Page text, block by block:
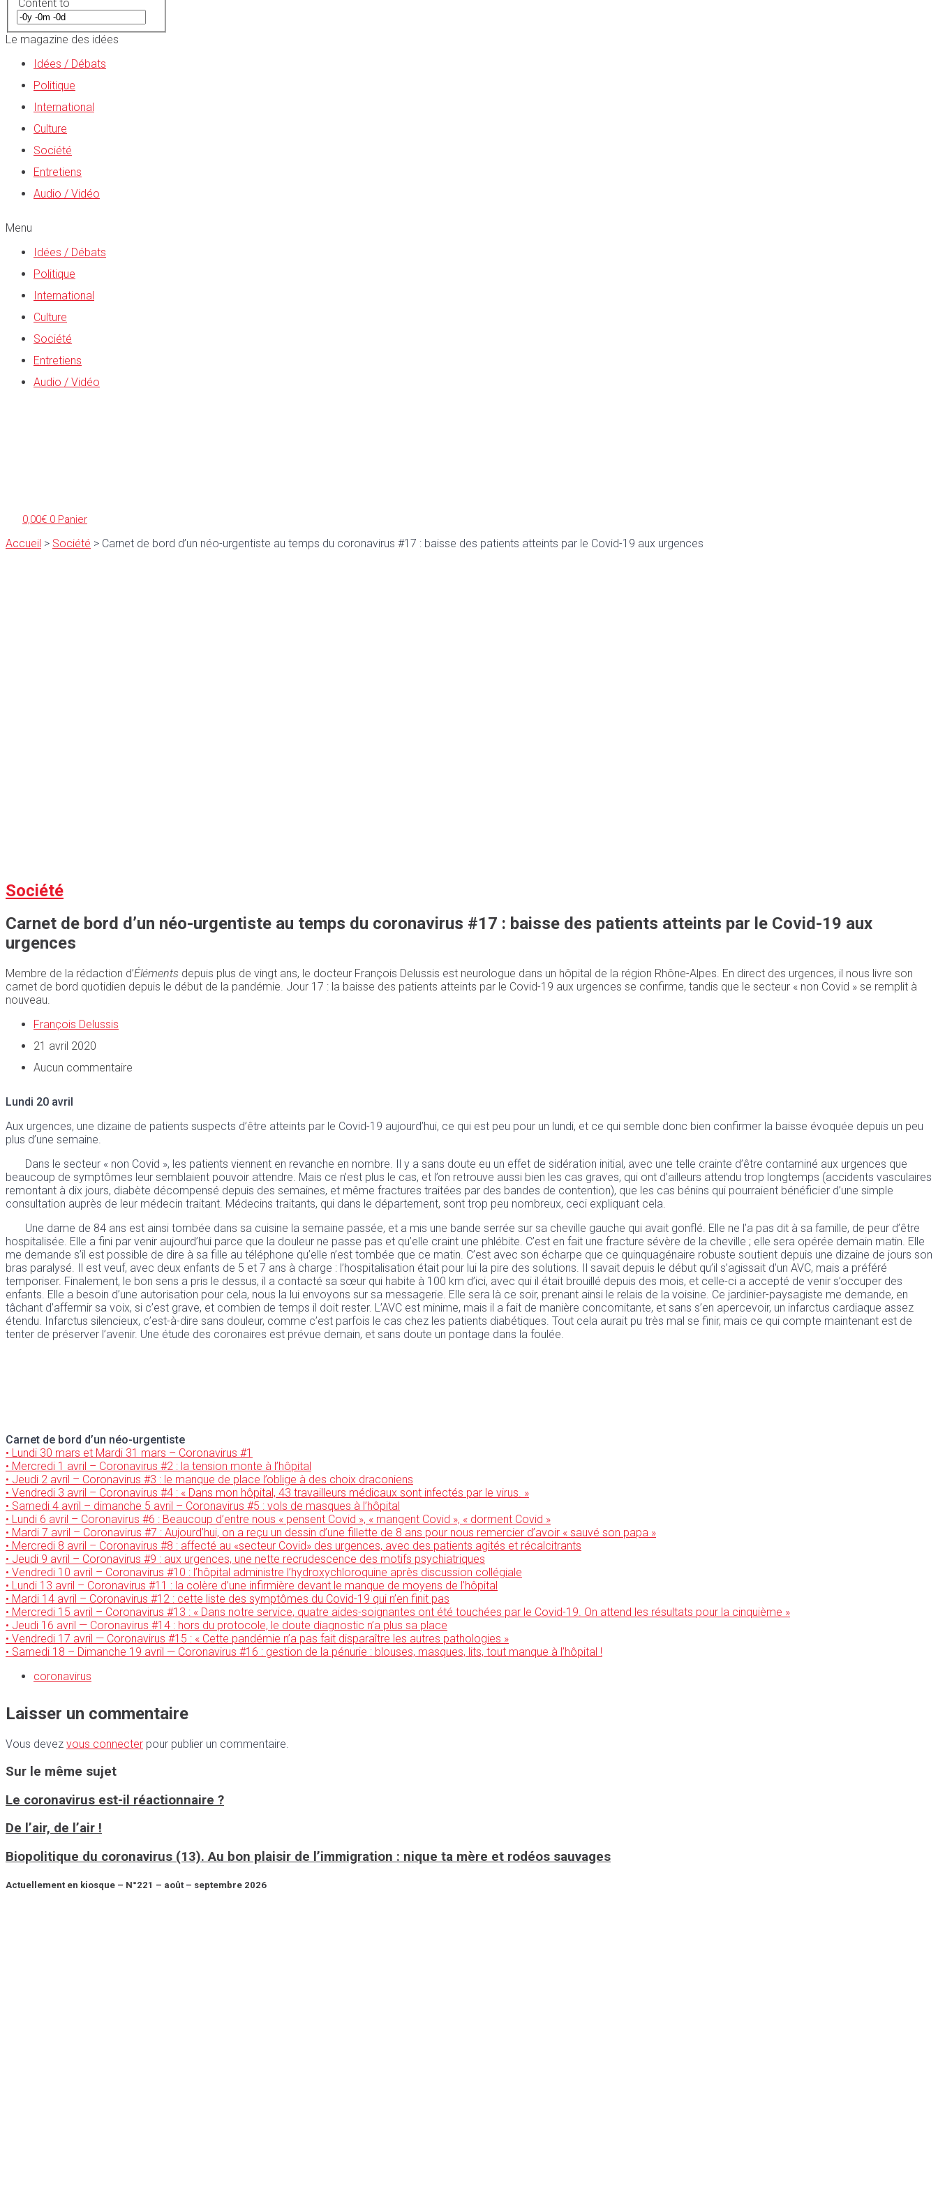
Content to
Le magazine des idées
Idées / Débats
Politique
International
Culture
Société
Entretiens
Audio / Vidéo
Menu
Idées / Débats
Politique
International
Culture
Société
Entretiens
Audio / Vidéo
0,00€ 0 Panier
Accueil > Société > Carnet de bord d’un néo-urgentiste au temps du coronavirus #17 : baisse des patients atteints par le Covid-19 aux urgences
Société
Carnet de bord d’un néo-urgentiste au temps du coronavirus #17 : baisse des patients atteints par le Covid-19 aux
urgences
Membre de la rédaction d’Éléments depuis plus de vingt ans, le docteur François Delussis est neurologue dans un hôpital de la région Rhône-Alpes. En direct des urgences, il nous livre son
carnet de bord quotidien depuis le début de la pandémie. Jour 17 : la baisse des patients atteints par le Covid-19 aux urgences se confirme, tandis que le secteur « non Covid » se remplit à
nouveau.
François Delussis
21 avril 2020
Aucun commentaire
Lundi 20 avril
Aux urgences, une dizaine de patients suspects d’être atteints par le Covid-19 aujourd’hui, ce qui est peu pour un lundi, et ce qui semble donc bien confirmer la baisse évoquée depuis un peu
plus d’une semaine.
Dans le secteur « non Covid », les patients viennent en revanche en nombre. Il y a sans doute eu un effet de sidération initial, avec une telle crainte d’être contaminé aux urgences que
beaucoup de symptômes leur semblaient pouvoir attendre. Mais ce n’est plus le cas, et l’on retrouve aussi bien les cas graves, qui ont d’ailleurs attendu trop longtemps (accidents vasculaires
remontant à dix jours, diabète décompensé depuis des semaines, et même fractures traitées par des bandes de contention), que les cas bénins qui pourraient bénéficier d’une simple
consultation auprès de leur médecin traitant. Médecins traitants, qui dans le département, sont trop peu nombreux, ceci expliquant cela.
Une dame de 84 ans est ainsi tombée dans sa cuisine la semaine passée, et a mis une bande serrée sur sa cheville gauche qui avait gonflé. Elle ne l’a pas dit à sa famille, de peur d’être
hospitalisée. Elle a fini par venir aujourd’hui parce que la douleur ne passe pas et qu’elle craint une phlébite. C’est en fait une fracture sévère de la cheville ; elle sera opérée demain matin. Elle
me demande s’il est possible de dire à sa fille au téléphone qu’elle n’est tombée que ce matin. C’est avec son écharpe que ce quinquagénaire robuste soutient depuis une dizaine de jours son
bras paralysé. Il est veuf, avec deux enfants de 5 et 7 ans à charge : l’hospitalisation était pour lui la pire des solutions. Il savait depuis le début qu’il s’agissait d’un AVC, mais a préféré
temporiser. Finalement, le bon sens a pris le dessus, il a contacté sa sœur qui habite à 100 km d’ici, avec qui il était brouillé depuis des mois, et celle-ci a accepté de venir s’occuper des
enfants. Elle a besoin d’une autorisation pour cela, nous la lui envoyons sur sa messagerie. Elle sera là ce soir, prenant ainsi le relais de la voisine. Ce jardinier-paysagiste me demande, en
tâchant d’affermir sa voix, si c’est grave, et combien de temps il doit rester. L’AVC est minime, mais il a fait de manière concomitante, et sans s’en apercevoir, un infarctus cardiaque assez
étendu. Infarctus silencieux, c’est-à-dire sans douleur, comme c’est parfois le cas chez les patients diabétiques. Tout cela aurait pu très mal se finir, mais ce qui compte maintenant est de
tenter de préserver l’avenir. Une étude des coronaires est prévue demain, et sans doute un pontage dans la foulée.
Carnet de bord d’un néo-urgentiste
• Lundi 30 mars et Mardi 31 mars – Coronavirus #1
• Mercredi 1 avril – Coronavirus #2 : la tension monte à l’hôpital
• Jeudi 2 avril – Coronavirus #3 : le manque de place l’oblige à des choix draconiens
• Vendredi 3 avril – Coronavirus #4 : « Dans mon hôpital, 43 travailleurs médicaux sont infectés par le virus. »
• Samedi 4 avril – dimanche 5 avril – Coronavirus #5 : vols de masques à l’hôpital
• Lundi 6 avril – Coronavirus #6 : Beaucoup d’entre nous « pensent Covid », « mangent Covid », « dorment Covid »
• Mardi 7 avril – Coronavirus #7 : Aujourd’hui, on a reçu un dessin d’une fillette de 8 ans pour nous remercier d’avoir « sauvé son papa »
• Mercredi 8 avril – Coronavirus #8 : affecté au «secteur Covid» des urgences, avec des patients agités et récalcitrants
• Jeudi 9 avril – Coronavirus #9 : aux urgences, une nette recrudescence des motifs psychiatriques
• Vendredi 10 avril – Coronavirus #10 : l’hôpital administre l’hydroxychloroquine après discussion collégiale
• Lundi 13 avril – Coronavirus #11 : la colère d’une infirmière devant le manque de moyens de l’hôpital
• Mardi 14 avril – Coronavirus #12 : cette liste des symptômes du Covid-19 qui n’en finit pas
• Mercredi 15 avril – Coronavirus #13 : « Dans notre service, quatre aides-soignantes ont été touchées par le Covid-19. On attend les résultats pour la cinquième »
• Jeudi 16 avril — Coronavirus #14 : hors du protocole, le doute diagnostic n’a plus sa place
• Vendredi 17 avril — Coronavirus #15 : « Cette pandémie n’a pas fait disparaître les autres pathologies »
• Samedi 18 – Dimanche 19 avril — Coronavirus #16 : gestion de la pénurie : blouses, masques, lits, tout manque à l’hôpital !
coronavirus
Laisser un commentaire
Vous devez vous connecter pour publier un commentaire.
Sur le même sujet
Le coronavirus est-il réactionnaire ?
De l’air, de l’air !
Biopolitique du coronavirus (13). Au bon plaisir de l’immigration : nique ta mère et rodéos sauvages
Actuellement en kiosque – N°221 – août – septembre 2026